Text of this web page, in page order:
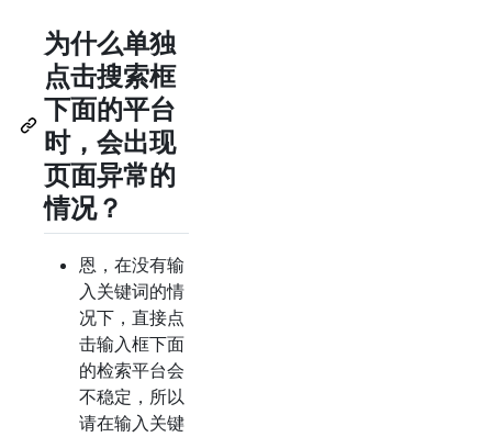
为什么单独
点击搜索框
下面的平台
时，会出现
页面异常的
情况？
恩，在没有输
入关键词的情
况下，直接点
击输入框下面
的检索平台会
不稳定，所以
请在输入关键